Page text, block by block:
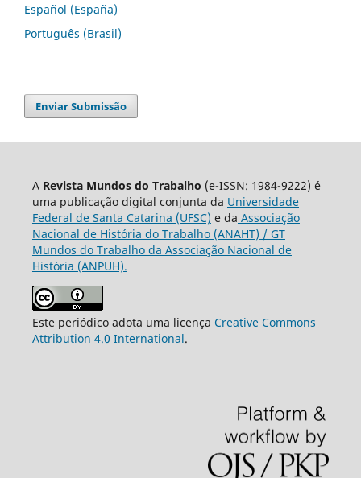
Español (España)
Português (Brasil)
Enviar Submissão
A Revista Mundos do Trabalho (e-ISSN: 1984-9222) é
uma publicação digital conjunta da Universidade
Federal de Santa Catarina (UFSC) e da Associação
Nacional de História do Trabalho (ANAHT) / GT
Mundos do Trabalho da Associação Nacional de
História (ANPUH).
Este periódico adota uma licença Creative Commons
Attribution 4.0 International.